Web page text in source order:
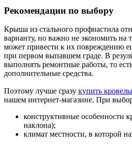
Рекомендации по выбору
Крыша из стального профнастила
варианту, но важно не экономить на
может привести к их повреждению
при первом выпавшем граде. В
выполнять ремонтные работы, то
дополнительные средства.
Поэтому лучше сразу купить
нашем интернет-магазине. При
конструктивные особенности
наклона);
климат местности, в которой